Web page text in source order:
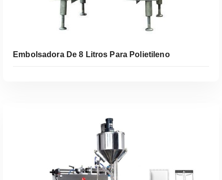
Embolsadora De 8 Litros Para Polietileno